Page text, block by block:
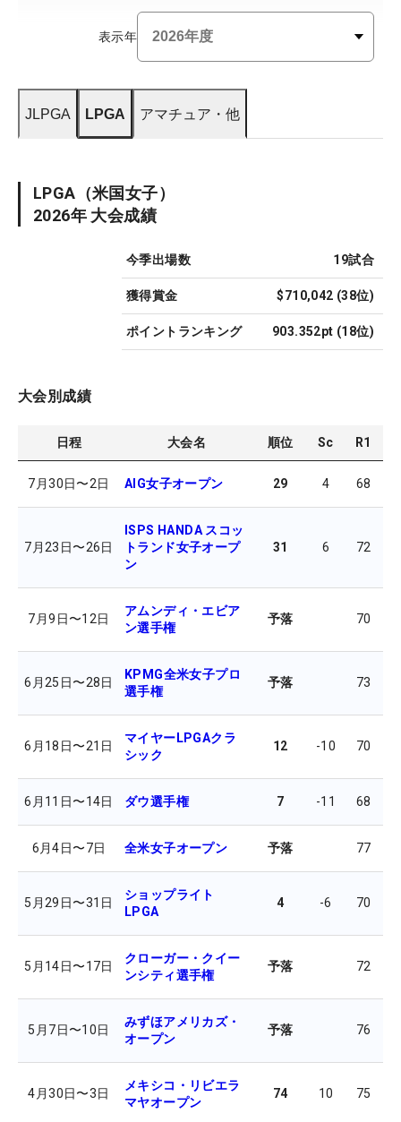
表示年
JLPGA LPGA アマチュア・他
LPGA （米国女子）
2026年 大会成績
今季出場数 19試合
獲得賞金 $710,042 (38位)
ポイントランキング 903.352pt (18位)
大会別成績
日程 大会名 順位 Sc R1
7月30日〜2日 AIG女子オープン 29 4 68
7月23日〜26日
ISPS HANDA スコッ
トランド女子オープ
ン
31 6 72
7月9日〜12日
アムンディ・エビア
ン選手権
予落 70
6月25日〜28日
KPMG全米女子プロ
選手権
予落 73
6月18日〜21日
マイヤーLPGAクラ
シック
12 -10 70
6月11日〜14日 ダウ選手権 7 -11 68
6月4日〜7日 全米女子オープン 予落 77
5月29日〜31日
ショップライト
LPGA
4 -6 70
5月14日〜17日
クローガー・クイー
ンシティ選手権
予落 72
5月7日〜10日
みずほアメリカズ・
オープン
予落 76
4月30日〜3日
メキシコ・リビエラ
マヤオープン
74 10 75